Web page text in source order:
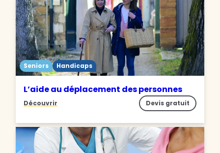
Seniors Handicaps
L’aide au déplacement des personnes
Découvrir Devis gratuit